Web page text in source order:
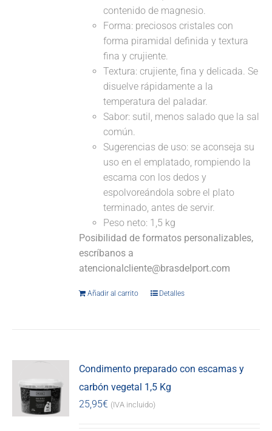
contenido de magnesio.
Forma: preciosos cristales con
forma piramidal definida y textura
fina y crujiente.
Textura: crujiente, fina y delicada. Se
disuelve rápidamente a la
temperatura del paladar.
Sabor: sutil, menos salado que la sal
común.
Sugerencias de uso: se aconseja su
uso en el emplatado, rompiendo la
escama con los dedos y
espolvoreándola sobre el plato
terminado, antes de servir.
Peso neto: 1,5 kg
Posibilidad de formatos personalizables,
escríbanos a
atencionalcliente@brasdelport.com
Añadir al carrito Detalles
Condimento preparado con escamas y
carbón vegetal 1,5 Kg
25,95€ (IVA incluido)